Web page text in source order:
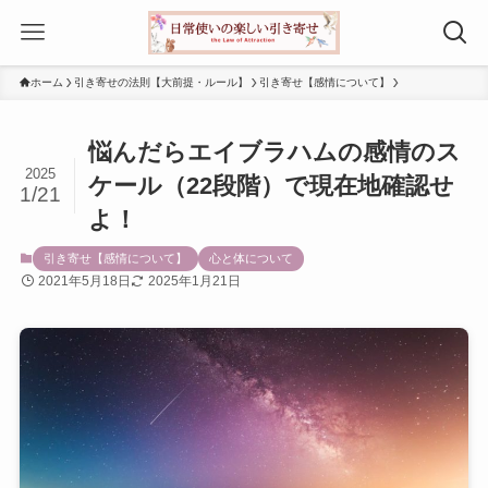
ホーム 引き寄せの法則【大前提・ルール】 引き寄せ【感情について】
悩んだらエイブラハムの感情のス
ケール（22段階）で現在地確認せ
よ！
2025
1/21
引き寄せ【感情について】 心と体について
2021年5月18日 2025年1月21日